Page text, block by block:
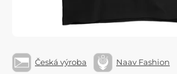
Česká výroba Naav Fashion